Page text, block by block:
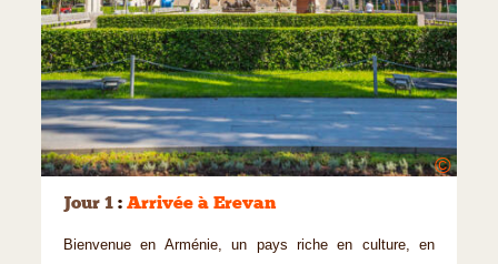
©
Jour 1 : Arrivée à Erevan
Bienvenue en Arménie, un pays riche en culture, en